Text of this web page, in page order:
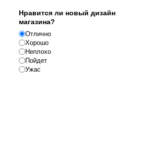
Нравится ли новый дизайн
магазина?
Отлично
Хорошо
Неплохо
Пойдет
Ужас